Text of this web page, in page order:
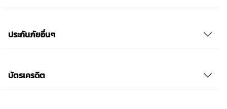
ประกันภัยอื่นๆ
บัตรเครดิต